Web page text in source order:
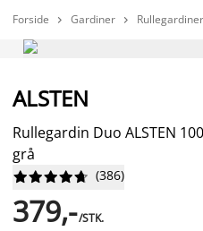
Forside  Gardiner  Rullegardiner
ALSTEN
Rullegardin Duo ALSTEN
grå





 (386)
379,-/STK.